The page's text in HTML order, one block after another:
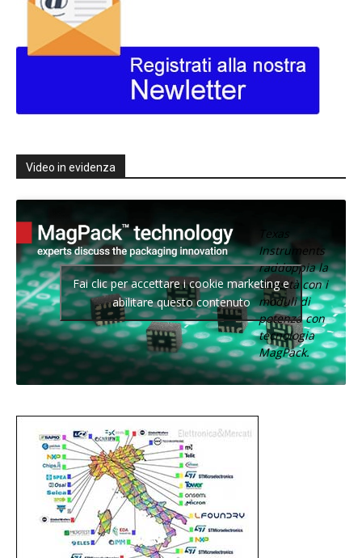
Video in evidenza
Texas
Instruments
raddoppia la
densità con i
moduli di
potenza con
tecnologia
MagPack.
Fai clic per accettare i cookie marketing e
abilitare questo contenuto